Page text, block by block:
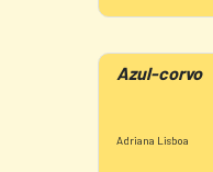
Azul-corvo
Adriana Lisboa